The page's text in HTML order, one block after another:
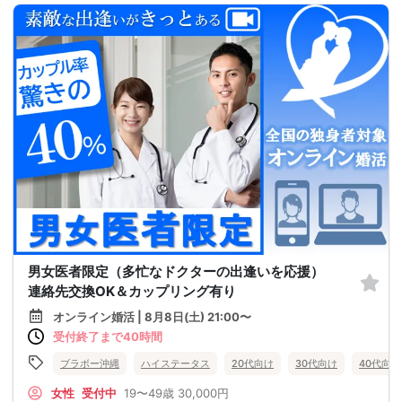
男女医者限定（多忙なドクターの出逢いを応援）
連絡先交換OK＆カップリング有り
オンライン婚活 | 8月8日(土) 21:00〜
受付終了まで40時間
ブラボー沖縄 ハイステータス 20代向け 30代向け 40代向け
女性 受付中 19〜49歳 30,000円